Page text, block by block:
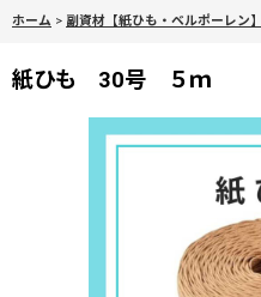
ホーム > 副資材【紙ひも・ベルポーレン】
紙ひも 30号 ５ｍ